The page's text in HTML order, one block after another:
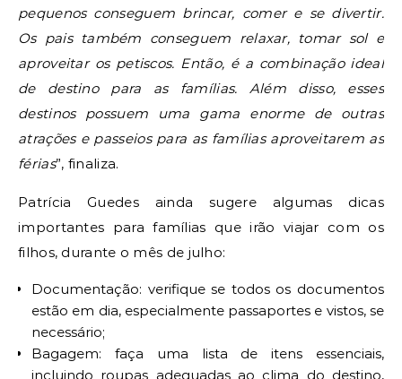
pequenos conseguem brincar, comer e se divertir.
Os pais também conseguem relaxar, tomar sol e
aproveitar os petiscos. Então, é a combinação ideal
de destino para as famílias. Além disso, esses
destinos possuem uma gama enorme de outras
atrações e passeios para as famílias aproveitarem as
férias”, finaliza.
Patrícia Guedes ainda sugere algumas dicas
importantes para famílias que irão viajar com os
filhos, durante o mês de julho:
Documentação: verifique se todos os documentos
estão em dia, especialmente passaportes e vistos, se
necessário;
Bagagem: faça uma lista de itens essenciais,
incluindo roupas adequadas ao clima do destino,